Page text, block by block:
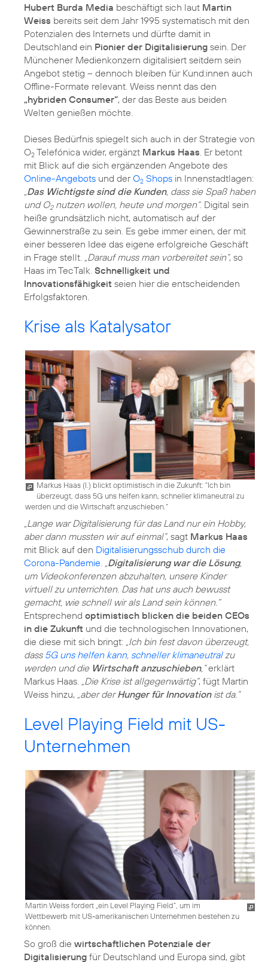
Hubert Burda Media beschäftigt sich laut Martin
Weiss bereits seit dem Jahr 1995 systematisch mit den
Potenzialen des Internets und dürfte damit in
Deutschland ein Pionier der Digitalisierung sein. Der
Münchener Medienkonzern digitalisiert seitdem sein
Angebot stetig – dennoch bleiben für Kund:innen auch
Offline-Formate relevant. Weiss nennt das den
„hybriden Consumer“, der das Beste aus beiden
Welten genießen möchte.
Dieses Bedürfnis spiegelt sich auch in der Strategie von
O2 Telefónica wider, ergänzt Markus Haas . Er betont
mit Blick auf die sich ergänzenden Angebote des
Online-Angebots und derO2 Shops in Innenstadtlagen:
Das Wichtigste sind die Kunden, dass sie Spaß haben
und O2nutzen wollen, heute und morgen“. Digital sein
heiße grundsätzlich nicht, automatisch auf der
Gewinnerstraße zu sein. Es gebe immer einen, der mit
einer besseren Idee das eigene erfolgreiche Geschäft
in Frage stellt.
„Darauf muss man vorbereitet sein“, so
Haas im TecTalk. Schnelligkeit und
Innovationsfähigkeit seien hier die entscheidenden
Krise als Katalysator
Markus Haas (l.) blickt optimistisch in die Zukunft: “Ich bin
überzeugt, dass 5G uns helfen kann, schneller klimaneutral zu
werden und die Wirtschaft anzuschieben.“
„Lange war Digitalisierung für das Land nur ein Hobby,
aber dann mussten wir auf einmal“, sagt Markus Haas
mit Blick auf den Digitalisierungsschub durch die
Corona-Pandemie. „Digitalisierung war die Lösung,
um Videokonferenzen abzuhalten, unsere Kinder
virtuell zu unterrichten. Das hat uns auch bewusst
gemacht, wie schnell wir als Land sein können.“
Entsprechend optimistisch blicken die beiden CEOs
in die Zukunft und die technologischen Innovationen,
die diese mit sich bringt: „Ich bin fest davon überzeugt,
dass 5G uns helfen kann, schneller klimaneutralzu
werden und die Wirtschaft anzuschieben,“erklärt
Markus Haas. „Die Krise ist allgegenwärtig“, fügt Martin
Weiss hinzu, „aber derHunger für Innovationist da.“
Level Playing Field mit US-
Unternehmen
Martin Weiss fordert „ein Level Playing Field“, um im
Wettbewerb mit US-amerikanischen Unternehmen bestehen zu
können.
So groß die wirtschaftlichen Potenziale der
Digitalisierung für Deutschland und Europa sind, gibt